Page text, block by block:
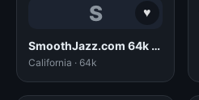
♥
S
SmoothJazz.com 64k aac+
California · 64k